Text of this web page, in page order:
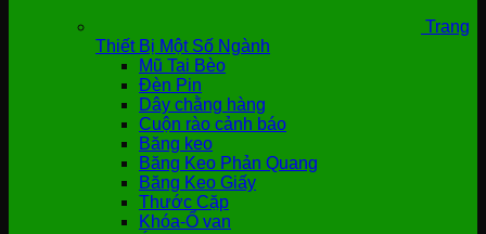
Trang
Thiết Bị Một Số Ngành
Mũ Tai Bèo
Đèn Pin
Dây chằng hàng
Cuộn rào cảnh báo
Băng keo
Băng Keo Phản Quang
Băng Keo Giấy
Thước Cặp
Khóa-Ổ van